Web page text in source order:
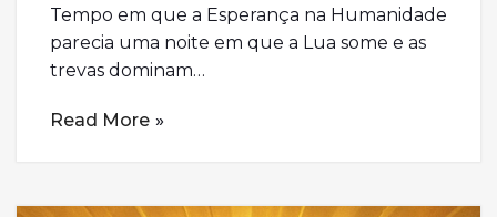
Tempo em que a Esperança na Humanidade
parecia uma noite em que a Lua some e as
trevas dominam…
Read More